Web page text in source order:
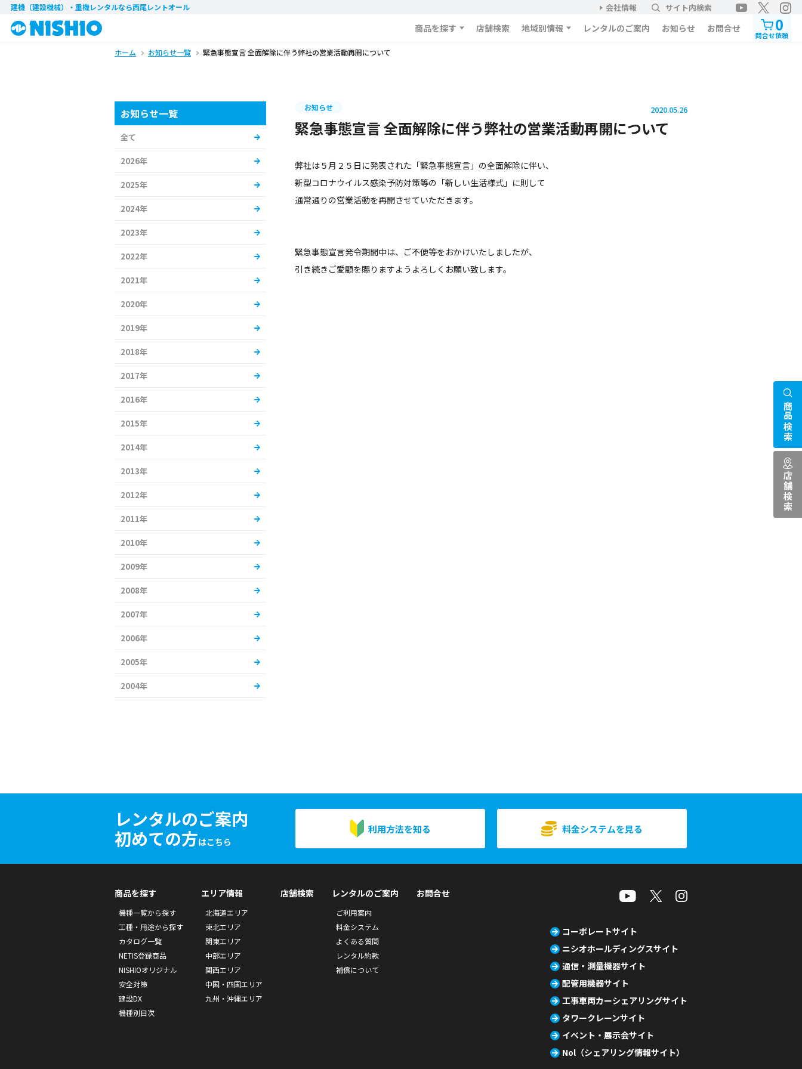
建機（建設機械）・重機レンタルなら西尾レントオール 会社情報 サイト内検索
商品を探す 店舗検索 地域別情報 レンタルのご案内 お知らせ お問合せ 0
問合せ依頼
ホーム お知らせ一覧 緊急事態宣言 全面解除に伴う弊社の営業活動再開について
お知らせ 2020.05.26
緊急事態宣言 全面解除に伴う弊社の営業活動再開について
弊社は５月２５日に発表された「緊急事態宣言」の全面解除に伴い、
新型コロナウイルス感染予防対策等の「新しい生活様式」に則して
通常通りの営業活動を再開させていただきます。
緊急事態宣言発令期間中は、ご不便等をおかけいたしましたが、
引き続きご愛顧を賜りますようよろしくお願い致します。
お知らせ一覧
全て
2026年
2025年
2024年
2023年
2022年
2021年
2020年
2019年
2018年
2017年
2016年
2015年
2014年
2013年
2012年
2011年
2010年
2009年
2008年
2007年
2006年
2005年
2004年
レンタルのご案内
初めての方はこちら
利用方法を知る 料金システムを見る
商品検索
店舗検索
商品を探す
機種一覧から探す
工種・用途から探す
カタログ一覧
NETIS登録商品
NISHIOオリジナル
安全対策
建設DX
機種別目次
エリア情報
北海道エリア
東北エリア
関東エリア
中部エリア
関西エリア
中国・四国エリア
九州・沖縄エリア
店舗検索 レンタルのご案内
ご利用案内
料金システム
よくある質問
レンタル約款
補償について
お問合せ
コーポレートサイト
ニシオホールディングスサイト
通信・測量機器サイト
配管用機器サイト
工事車両カーシェアリングサイト
タワークレーンサイト
イベント・展示会サイト
Nol（シェアリング情報サイト）